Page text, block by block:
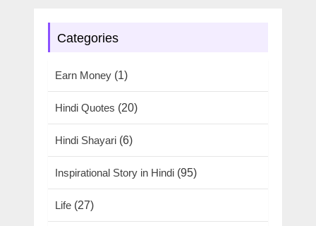
Categories
Earn Money (1)
Hindi Quotes (20)
Hindi Shayari (6)
Inspirational Story in Hindi (95)
Life (27)